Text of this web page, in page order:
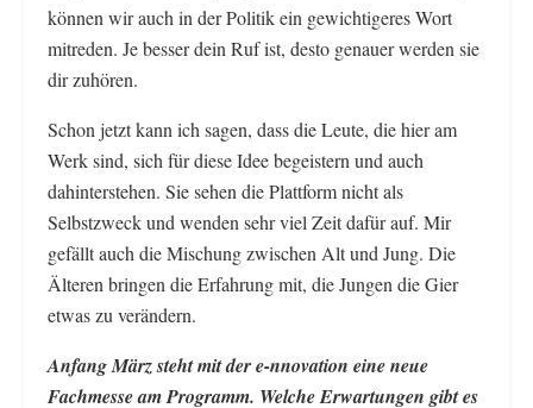
können wir auch in der Politik ein gewichtigeres Wort
mitreden. Je besser dein Ruf ist, desto genauer werden sie
dir zuhören.
Schon jetzt kann ich sagen, dass die Leute, die hier am
Werk sind, sich für diese Idee begeistern und auch
dahinterstehen. Sie sehen die Plattform nicht als
Selbstzweck und wenden sehr viel Zeit dafür auf. Mir
gefällt auch die Mischung zwischen Alt und Jung. Die
Älteren bringen die Erfahrung mit, die Jungen die Gier
etwas zu verändern.
Anfang März steht mit der e-nnovation eine neue
Fachmesse am Programm. Welche Erwartungen gibt es